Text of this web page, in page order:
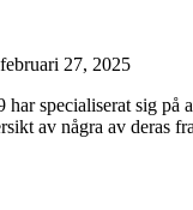
februari 27, 2025
har specialiserat sig
av några av deras